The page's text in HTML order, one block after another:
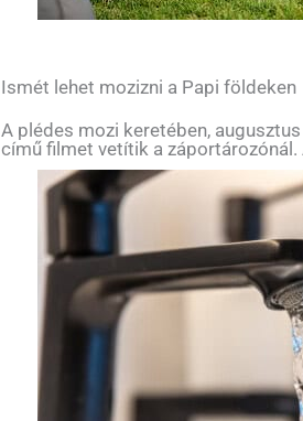
Ismét lehet mozizni a Papi földeken
A plédes mozi keretében,
című filmet vetítik a záportározónál.